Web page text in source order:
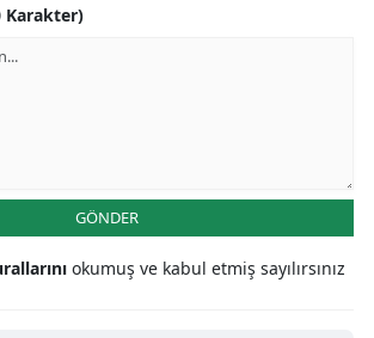
Karakter)
GÖNDER
okumuş ve kabul etmiş sayılırsınız